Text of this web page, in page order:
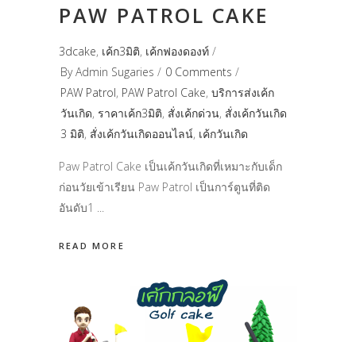
PAW PATROL CAKE
3dcake, เค้ก3มิติ, เค้กฟองดองท์
ByAdmin Sugaries
0 Comments
PAW Patrol, PAW Patrol Cake, บริการส่งเค้ก
วันเกิด, ราคาเค้ก3มิติ, สั่งเค้กด่วน, สั่งเค้กวันเกิด
3 มิติ, สั่งเค้กวันเกิดออนไลน์, เค้กวันเกิด
Paw Patrol Cake เป็นเค้กวันเกิดที่เหมาะกับเด็ก
ก่อนวัยเข้าเรียน Paw Patrol เป็นการ์ตูนที่ติด
อันดับ1
READ MORE